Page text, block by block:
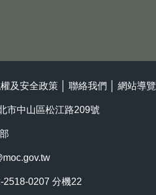
及安全政策 聯絡我們 網站導覽
市中山區松江路209號
2518-0207 分機22